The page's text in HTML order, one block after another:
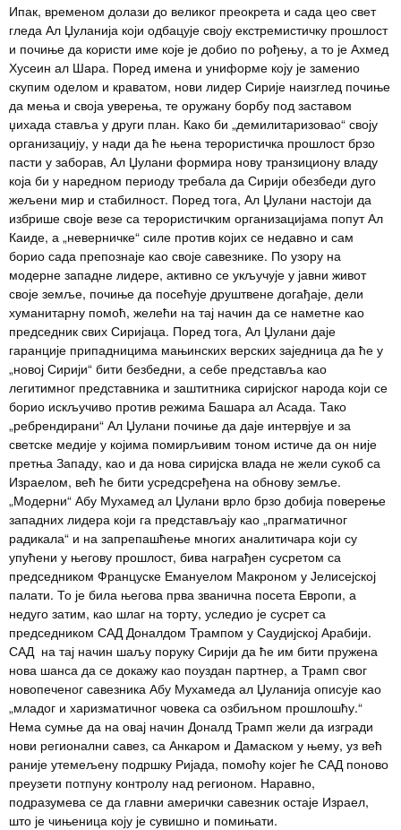
Ипак, временом долази до великог преокрета и сада цео свет
гледа Ал Џуланија који одбацује своју екстремистичку прошлост
и почиње да користи име које је добио по рођењу, а то је Ахмед
Хусеин ал Шара. Поред имена и униформе коју је заменио
скупим оделом и краватом, нови лидер Сирије наизглед почиње
да мења и своја уверења, те оружану борбу под заставом
џихада ставља у други план. Како би „демилитаризовао“ своју
организацију, у нади да ће њена терористичка прошлост брзо
пасти у заборав, Ал Џулани формира нову транзициону владу
која би у наредном периоду требала да Сирији обезбеди дуго
жељени мир и стабилност. Поред тога, Ал Џулани настоји да
избрише своје везе са терористичким организацијама попут Ал
Каиде, а „неверничке“ силе против којих се недавно и сам
борио сада препознаје као своје савезнике. По узору на
модерне западне лидере, активно се укључује у јавни живот
своје земље, почиње да посећује друштвене догађаје, дели
хуманитарну помоћ, желећи на тај начин да се наметне као
председник свих Сиријаца. Поред тога, Ал Џулани даје
гаранције припадницима мањинских верских заједница да ће у
„новој Сирији“ бити безбедни, а себе представља као
легитимног представника и заштитника сиријског народа који се
борио искључиво против режима Башара ал Асада. Тако
„ребрендирани“ Ал Џулани почиње да даје интервјуе и за
светске медије у којима помирљивим тоном истиче да он није
претња Западу, као и да нова сиријска влада не жели сукоб са
Израелом, већ ће бити усредсређена на обнову земље.
„Модерни“ Абу Мухамед ал Џулани врло брзо добија поверење
западних лидера који га представљају као „прагматичног
радикала“ и на запрепашћење многих аналитичара који су
упућени у његову прошлост, бива награђен сусретом са
председником Француске Емануелом Макроном у Јелисејској
палати. То је била његова прва званична посета Европи, а
недуго затим, као шлаг на торту, уследио је сусрет са
председником САД Доналдом Трампом у Саудијској Арабији.
САД на тај начин шаљу поруку Сирији да ће им бити пружена
нова шанса да се докажу као поуздан партнер, а Трамп свог
новопеченог савезника Абу Мухамеда ал Џуланија описује као
„младог и харизматичног човека са озбиљном прошлошћу.“
Нема сумње да на овај начин Доналд Трамп жели да изгради
нови регионални савез, са Анкаром и Дамаском у њему, уз већ
раније утемељену подршку Ријада, помоћу којег ће САД поново
преузети потпуну контролу над регионом. Наравно,
подразумева се да главни амерички савезник остаје Израел,
што је чињеница коју је сувишно и помињати.